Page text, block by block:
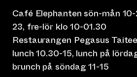
Café Elephanten sön-mån
23, fre-lör klo 10-01.30
Restaurangen Pegasus
lunch 10.30-15, lunch på
brunch på söndag 11-15